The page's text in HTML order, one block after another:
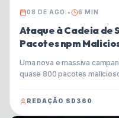
08 DE AGO. • 6 MIN
Ataque à Cadeia de
Pacotes npm
Uma nova e massiva
quase 800 pacotes
informações (infostealers)
REDAÇÃO SD360